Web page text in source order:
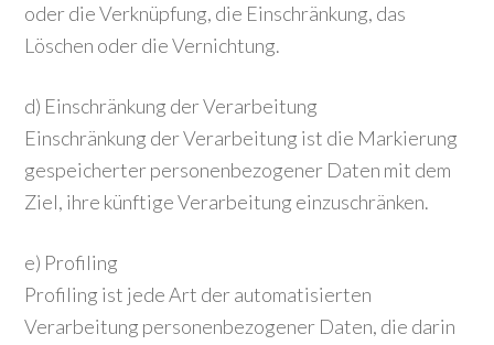
oder die Verknüpfung, die Einschränkung, das
Löschen oder die Vernichtung.
d) Einschränkung der Verarbeitung
Einschränkung der Verarbeitung ist die Markierung
gespeicherter personenbezogener Daten mit dem
Ziel, ihre künftige Verarbeitung einzuschränken.
e) Profiling
Profiling ist jede Art der automatisierten
Verarbeitung personenbezogener Daten, die darin